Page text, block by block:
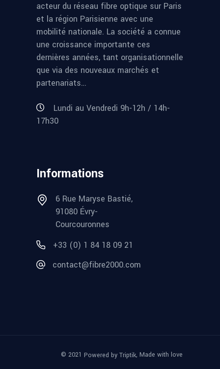
acteur du réseau fibre optique sur Paris
et la région Parisienne avec une
mobilité nationale. La société a connue
une croissance importante ces
dernières années, tant organisationnelle
que via des nouveaux marchés et
partenariats…
Lundi au Vendredi 9h-12h / 14h-
17h30
Informations
6 Rue Maryse Bastié,
91080 Évry-
Courcouronnes
+33 (0) 1 84 18 09 21
contact@fibre2000.com
© 2021 Powered by Triptik, Made with love